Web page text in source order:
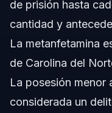
de prisión hasta
cantidad y
La metanfetamina
de Carolina del
La posesión menor
considerada un